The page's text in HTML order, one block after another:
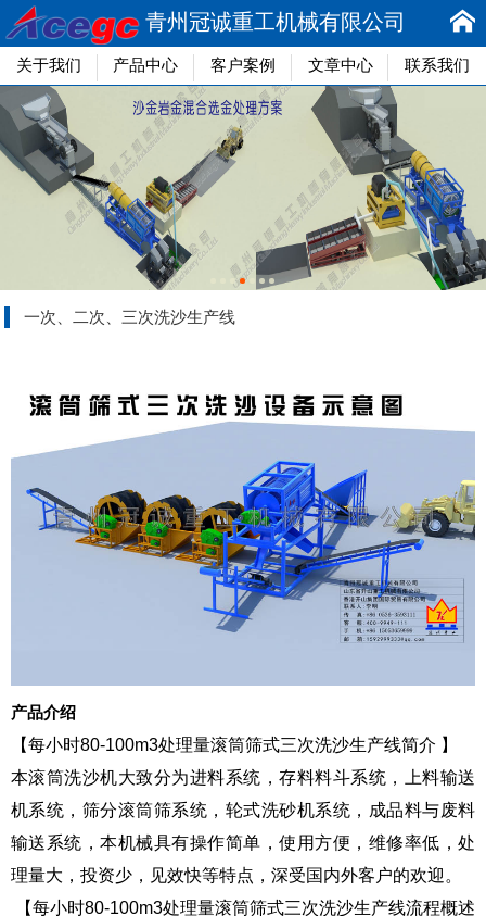
青州冠诚重工机械有限公司
关于我们 产品中心 客户案例 文章中心 联系我们
一次、二次、三次洗沙生产线
产品介绍
【每小时80-100m3处理量滚筒筛式三次洗沙生产线简介 】
本滚筒洗沙机大致分为进料系统，存料料斗系统，上料输送
机系统，筛分滚筒筛系统，轮式洗砂机系统，成品料与废料
输送系统，本机械具有操作简单，使用方便，维修率低，处
理量大，投资少，见效快等特点，深受国内外客户的欢迎。
【每小时80-100m3处理量滚筒筛式三次洗沙生产线流程概述